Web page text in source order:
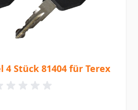
4 Stück 81404 für Terex